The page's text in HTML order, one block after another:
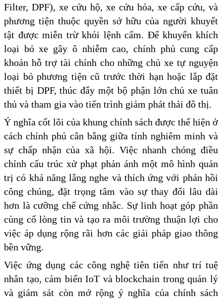
Filter, DPF), xe cứu hộ, xe cứu hỏa, xe cấp cứu, và
phương tiện thuộc quyền sở hữu của người khuyết
tật được miễn trừ khỏi lệnh cấm. Để khuyến khích
loại bỏ xe gây ô nhiễm cao, chính phủ cung cấp
khoản hỗ trợ tài chính cho những chủ xe tự nguyện
loại bỏ phương tiện cũ trước thời hạn hoặc lắp đặt
thiết bị DPF, thúc đẩy một bộ phận lớn chủ xe tuân
thủ và tham gia vào tiến trình giảm phát thải đô thị.
Ý nghĩa cốt lõi của khung chính sách được thể hiện ở
cách chính phủ cân bằng giữa tính nghiêm minh và
sự chấp nhận của xã hội. Việc nhanh chóng điều
chỉnh cấu trúc xử phạt phản ánh một mô hình quản
trị có khả năng lắng nghe và thích ứng với phản hồi
công chúng, đặt trọng tâm vào sự thay đổi lâu dài
hơn là cưỡng chế cứng nhắc. Sự linh hoạt góp phần
củng cố lòng tin và tạo ra môi trường thuận lợi cho
việc áp dụng rộng rãi hơn các giải pháp giao thông
bền vững.
Việc ứng dụng các công nghệ tiên tiến như trí tuệ
nhân tạo, cảm biến IoT và blockchain trong quản lý
và giám sát còn mở rộng ý nghĩa của chính sách